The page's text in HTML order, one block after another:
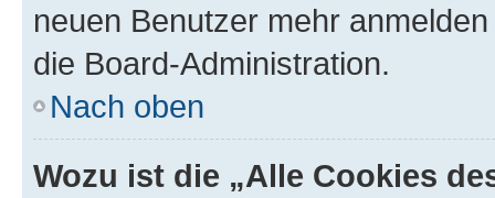
neuen Benutzer mehr
die Board-Administration.
Nach oben
Wozu ist die „Alle Cookies